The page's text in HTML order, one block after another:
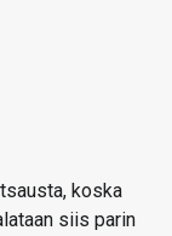
koska
siis parin